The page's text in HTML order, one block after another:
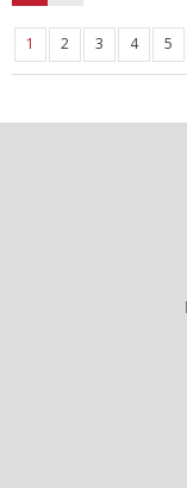
1 2 3 4 5